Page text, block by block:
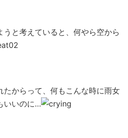
うと考えていると、何やら空から
たからって、何もこんな時に雨女
いいのに…